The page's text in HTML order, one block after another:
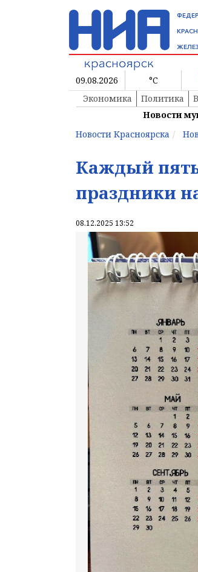
09.08.2026 °C
Экономика
Политика
Новости
Новости Красноярска
Каждый
праздники
08.12.2025 13:52